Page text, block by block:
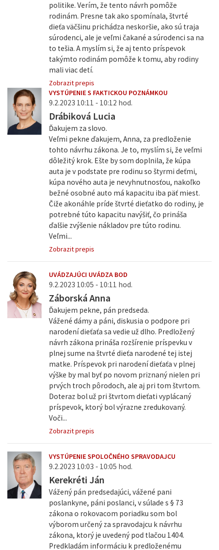
politike. Verím, že tento návrh pomôže
rodinám. Presne tak ako spomínala, štvrté
dieťa väčšinu prichádza neskoršie, ako sú traja
súrodenci, ale je veľmi čakané a súrodenci sa na
to tešia. A myslím si, že aj tento príspevok
takýmto rodinám pomôže k tomu, aby rodiny
mali viac detí.
Zobrazit prepis
VYSTÚPENIE S FAKTICKOU POZNÁMKOU
9.2.2023 10:11 - 10:12 hod.
Drábiková Lucia
Ďakujem za slovo.
Veľmi pekne ďakujem, Anna, za predloženie
tohto návrhu zákona. Je to, myslím si, že veľmi
dôležitý krok. Ešte by som doplnila, že kúpa
auta je v podstate pre rodinu so štyrmi deťmi,
kúpa nového auta je nevyhnutnosťou, nakoľko
bežné osobné auto má kapacitu iba päť miest.
Čiže akonáhle príde štvrté dieťatko do rodiny, je
potrebné túto kapacitu navýšiť, čo prináša
ďalšie zvýšenie nákladov pre túto rodinu.
Veľmi...
Zobrazit prepis
UVÁDZAJÚCI UVÁDZA BOD
9.2.2023 10:05 - 10:11 hod.
Záborská Anna
Ďakujem pekne, pán predseda.
Vážené dámy a páni, diskusia o podpore pri
narodení dieťaťa sa vedie už dlho. Predložený
návrh zákona prináša rozšírenie príspevku v
plnej sume na štvrté dieťa narodené tej istej
matke. Príspevok pri narodení dieťaťa v plnej
výške by mal byť po novom priznaný nielen pri
prvých troch pôrodoch, ale aj pri tom štvrtom.
Doteraz bol už pri štvrtom dieťati vyplácaný
príspevok, ktorý bol výrazne zredukovaný.
Voči...
Zobrazit prepis
VYSTÚPENIE SPOLOČNÉHO SPRAVODAJCU
9.2.2023 10:03 - 10:05 hod.
Kerekréti Ján
Vážený pán predsedajúci, vážené pani
poslankyne, páni poslanci, v súlade s § 73
zákona o rokovacom poriadku som bol
výborom určený za spravodajcu k návrhu
zákona, ktorý je uvedený pod tlačou 1404.
Predkladám informáciu k predloženému